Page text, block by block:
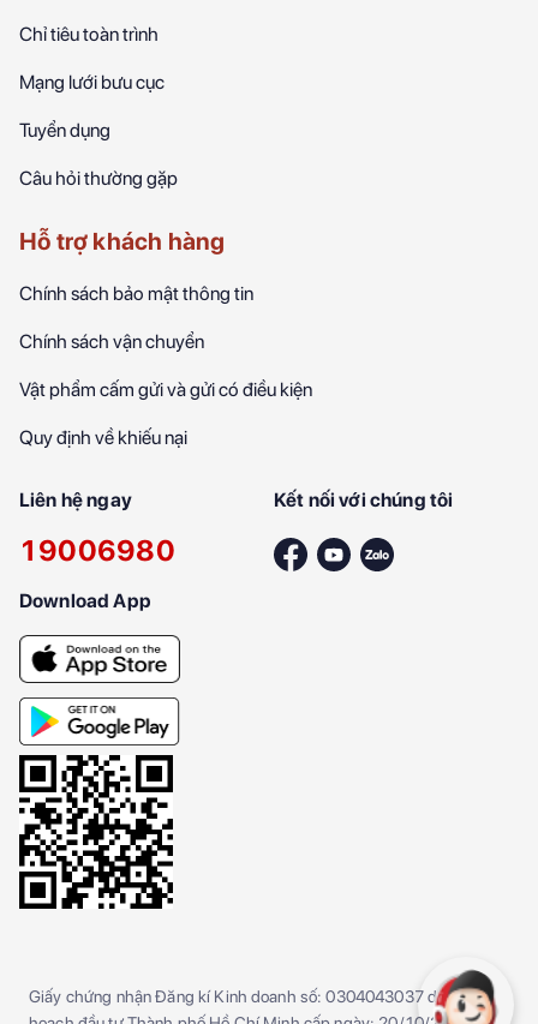
Chỉ tiêu toàn trình
Mạng lưới bưu cục
Tuyển dụng
Câu hỏi thường gặp
Hỗ trợ khách hàng
Chính sách bảo mật thông tin
Chính sách vận chuyển
Vật phẩm cấm gửi và gửi có điều kiện
Quy định về khiếu nại
Liên hệ ngay
19006980
Kết nối với chúng tôi
Download App
Giấy chứng nhận Đăng kí Kinh doanh số: 0304043037 do Sở kế